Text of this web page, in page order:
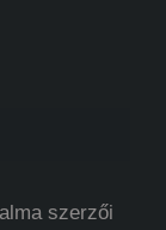
szerzői